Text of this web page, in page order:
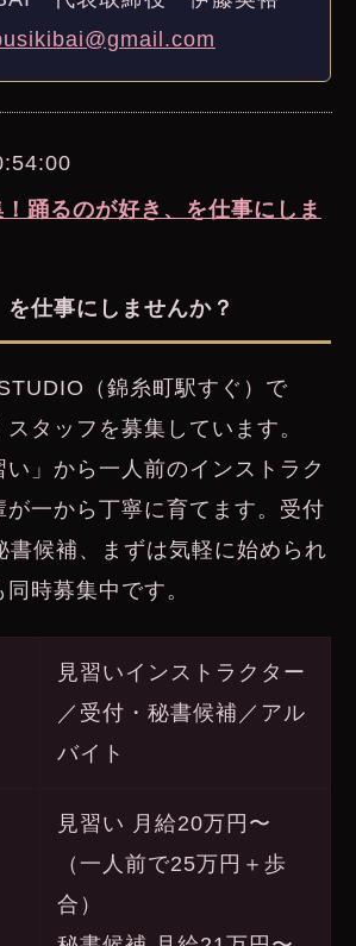
！踊るのが好き、を仕事にしま
仕事にしませんか？
（錦糸町駅すぐ）で
タッフを募集しています。
」から一人前のインストラク
が一から丁寧に育てます。受付
書候補、まずは気軽に始められ
時募集中です。
見習いインストラクター
／受付・秘書候補／アル
バイト
見習い 月給20万円〜
（一人前で25万円＋歩
合）